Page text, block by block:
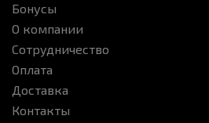
Бонусы
О компании
Сотрудничество
Оплата
Доставка
Контакты